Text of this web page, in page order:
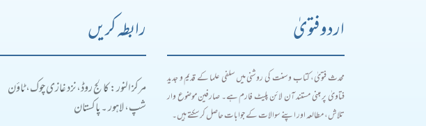
اردو فتویٰ
محدث فتویٰ، کتاب و سنت کی روشنی میں سلفی علما کے قدیم و جدید
فتاویٰ پر مبنی مستند آن لائن پلیٹ فارم ہے۔ صارفین موضوع وار
تلاش، مطالعہ اور اپنے سوالات کے جوابات حاصل کر سکتے ہیں۔
رابطہ کریں
مرکز النور: کالج روڈ، نزد غازی چوک، ٹاؤن
شپ، لاہور ۔ پاکستان